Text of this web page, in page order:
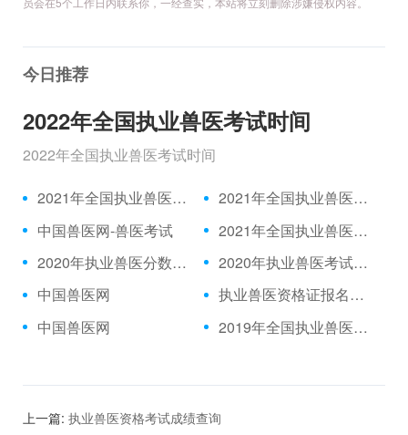
今日推荐
2022年全国执业兽医考试时间
2022年全国执业兽医考试时间
2021年全国执业兽医资格考试成绩公布时间、合格分数线
2021年全国执业兽医资格考试真题
中国兽医网-兽医考试
2021年全国执业兽医考试报名时间
2020年执业兽医分数线发布
2020年执业兽医考试题目|2021年执业兽医中国兽医网官网
中国兽医网
执业兽医资格证报名入口|中国兽医网
中国兽医网
2019年全国执业兽医考试真题|2021年执业兽医/全国执业兽医网
上一篇: 执业兽医资格考试成绩查询